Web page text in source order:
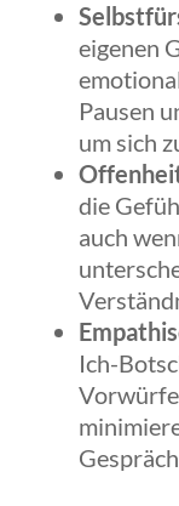
eigenen
Pausen
um sich
die
auch
Ich-